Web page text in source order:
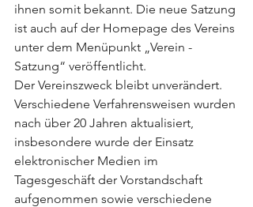
ihnen somit bekannt. Die neue Satzung
ist auch auf der Homepage des Vereins
unter dem Menüpunkt „Verein -
Satzung“ veröffentlicht.
Der Vereinszweck bleibt unverändert.
Verschiedene Verfahrensweisen wurden
nach über 20 Jahren aktualisiert,
insbesondere wurde der Einsatz
elektronischer Medien im
Tagesgeschäft der Vorstandschaft
aufgenommen sowie verschiedene